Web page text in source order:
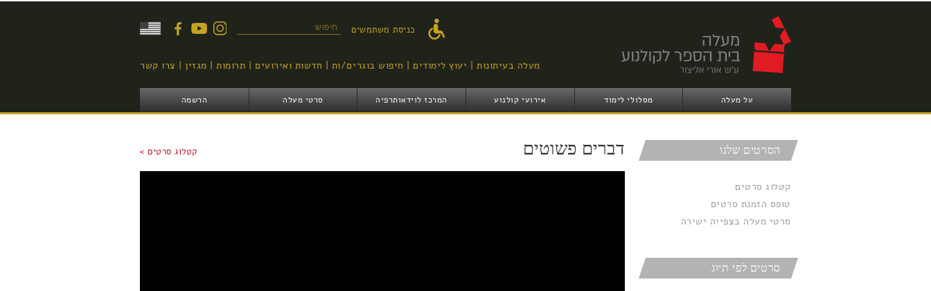
העיקרי
טופס חיפוש כניסת משתמשים
מעלה בעיתונות יעוץ לימודים חיפוש בוגרים/ות חדשות ואירועים תרומות מגזין צרו קשר
על מעלה מסלולי לימוד אירועי קולנוע המרכז לוידאותרפיה סרטי מעלה הרשמה
הסרטים שלנו
קטלוג סרטים
טופס הזמנת סרטים
סרטי מעלה בצפייה ישירה
סרטים לפי תיוג
דברים פשוטים קטלוג סרטים >